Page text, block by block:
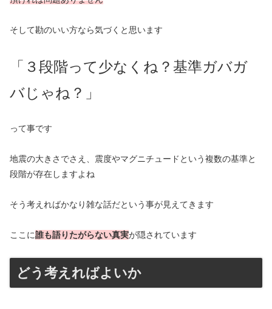
そして勘のいい方なら気づくと思います
「３段階って少なくね？基準ガバガ
バじゃね？」
って事です
地震の大きさでさえ、震度やマグニチュードという複数の基準と
段階が存在しますよね
そう考えればかなり雑な話だという事が見えてきます
ここに誰も語りたがらない真実が隠されています
どう考えればよいか